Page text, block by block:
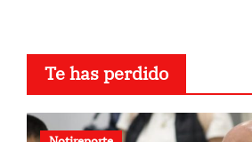
Te has perdido